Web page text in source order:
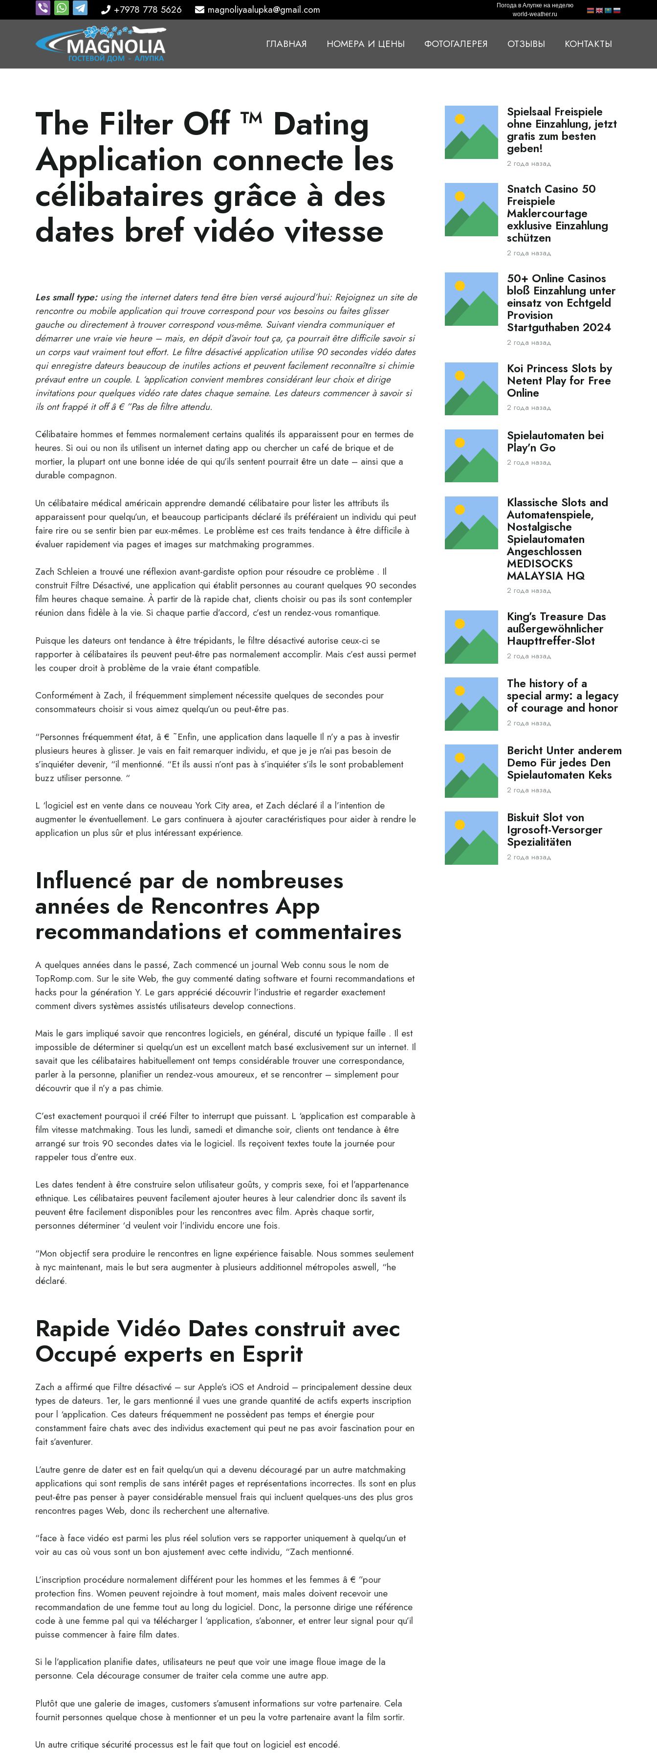
+7978 778 5626 magnoliyaalupka@gmail.com
Погода в Алупке на неделю
world-weather.ru
ГЛАВНАЯ НОМЕРА И ЦЕНЫ ФОТОГАЛЕРЕЯ ОТЗЫВЫ КОНТАКТЫ
The Filter Off ™ Dating
Application connecte les
célibataires grâce à des
dates bref vidéo vitesse
Les small type: using the internet daters tend être bien versé aujourd’hui: Rejoignez un site de
rencontre ou mobile application qui trouve correspond pour vos besoins ou faites glisser
gauche ou directement à trouver correspond vous-même. Suivant viendra communiquer et
démarrer une vraie vie heure – mais, en dépit d’avoir tout ça, ça pourrait être difficile savoir si
un corps vaut vraiment tout effort. Le filtre désactivé application utilise 90 secondes vidéo dates
qui enregistre dateurs beaucoup de inutiles actions et peuvent facilement reconnaître si chimie
prévaut entre un couple. L ‘application convient membres considérant leur choix et dirige
invitations pour quelques vidéo rate dates chaque semaine. Les dateurs commencer à savoir si
ils ont frappé it off â € ”Pas de filtre attendu.
Célibataire hommes et femmes normalement certains qualités ils apparaissent pour en termes de
heures. Si oui ou non ils utilisent un internet dating app ou chercher un café de brique et de
mortier, la plupart ont une bonne idée de qui qu’ils sentent pourrait être un date – ainsi que a
durable compagnon.
Un célibataire médical américain apprendre demandé célibataire pour lister les attributs ils
apparaissent pour quelqu’un, et beaucoup participants déclaré ils préféraient un individu qui peut
faire rire ou se sentir bien par eux-mêmes. Le problème est ces traits tendance à être difficile à
évaluer rapidement via pages et images sur matchmaking programmes.
Zach Schleien a trouvé une réflexion avant-gardiste option pour résoudre ce problème . Il
construit Filtre Désactivé, une application qui établit personnes au courant quelques 90 secondes
film heures chaque semaine. À partir de là rapide chat, clients choisir ou pas ils sont contempler
réunion dans fidèle à la vie. Si chaque partie d’accord, ​​c’est un rendez-vous romantique.
Puisque les dateurs ont tendance à être trépidants, le filtre désactivé autorise ceux-ci se
rapporter à célibataires ils peuvent peut-être pas normalement accomplir. Mais c’est aussi permet
les couper droit à problème de la vraie étant compatible.
Conformément à Zach, il fréquemment simplement nécessite quelques de secondes pour
consommateurs choisir si vous aimez quelqu’un ou peut-être pas.
“Personnes fréquemment état, â € ˜Enfin, une application dans laquelle Il n’y a pas à investir
plusieurs heures à glisser. Je vais en fait remarquer individu, et que je je n’ai pas besoin de
s’inquiéter devenir, “il mentionné. “Et ils aussi n’ont pas à s’inquiéter s’ils le sont probablement
buzz utiliser personne. “
L ‘logiciel est en vente dans ce nouveau York City area, et Zach déclaré il a l’intention de
augmenter le éventuellement. Le gars continuera à ajouter caractéristiques pour aider à rendre le
application un plus sûr et plus intéressant expérience.
Influencé par de nombreuses
années de Rencontres App
recommandations et commentaires
A quelques années dans le passé, Zach commencé un journal Web connu sous le nom de
TopRomp.com. Sur le site Web, the guy commenté dating software et fourni recommandations et
hacks pour la génération Y. Le gars apprécié découvrir l’industrie et regarder exactement
comment divers systèmes assistés utilisateurs develop connections.
Mais le gars impliqué savoir que rencontres logiciels, en général, discuté un typique faille . Il est
impossible de déterminer si quelqu’un est un excellent match basé exclusivement sur un internet. Il
savait que les célibataires habituellement ont temps considérable trouver une correspondance,
parler à la personne, planifier un rendez-vous amoureux, et se rencontrer – simplement pour
découvrir que il n’y a pas chimie.
C’est exactement pourquoi il créé Filter to interrupt que puissant. L ‘application est comparable à
film vitesse matchmaking. Tous les lundi, samedi et dimanche soir, clients ont tendance à être
arrangé sur trois 90 secondes dates via le logiciel. Ils reçoivent textes toute la journée pour
rappeler tous d’entre eux.
Les dates tendent à être construire selon utilisateur goûts, y compris sexe, foi et l’appartenance
ethnique. Les célibataires peuvent facilement ajouter heures à leur calendrier donc ils savent ils
peuvent être facilement disponibles pour les rencontres avec film. Après chaque sortir,
personnes déterminer ‘d veulent voir l’individu encore une fois.
“Mon objectif sera produire le rencontres en ligne expérience faisable. Nous sommes seulement
à nyc maintenant, mais le but sera augmenter à plusieurs additionnel métropoles aswell, “he
déclaré.
Rapide Vidéo Dates construit avec
Occupé experts en Esprit
Zach a affirmé que Filtre désactivé – sur Apple’s iOS et Android – principalement dessine deux
types de dateurs. 1er, le gars mentionné il vues une grande quantité de actifs experts inscription
pour l ‘application. Ces dateurs fréquemment ne possèdent pas temps et énergie pour
constamment faire chats avec des individus exactement qui peut ne pas avoir fascination pour en
fait s’aventurer.
L’autre genre de dater est en fait quelqu’un qui a devenu découragé par un autre matchmaking
applications qui sont remplis de sans intérêt pages et représentations incorrectes. Ils sont en plus
peut-être pas penser à payer considérable mensuel frais qui incluent quelques-uns des plus gros
rencontres pages Web, donc ils recherchent une alternative.
“face à face vidéo est parmi les plus réel solution vers se rapporter uniquement à quelqu’un et
voir au cas où vous sont un bon ajustement avec cette individu, “Zach mentionné.
L’inscription procédure normalement différent pour les hommes et les femmes â € ”pour
protection fins. Women peuvent rejoindre à tout moment, mais males doivent recevoir une
recommandation de une femme tout au long du logiciel. Donc, la personne dirige une référence
code à une femme pal qui va télécharger l ‘application, s’abonner, et entrer leur signal pour qu’il
puisse commencer à faire film dates.
Si le l’application planifie dates, utilisateurs ne peut que voir une image floue image de la
personne. Cela décourage consumer de traiter cela comme une autre app.
Plutôt que une galerie de images, customers s’amusent informations sur votre partenaire. Cela
fournit personnes quelque chose à mentionner et un peu la votre partenaire avant la film sortir.
Un autre critique sécurité processus est le fait que tout on logiciel est encodé.
Spielsaal Freispiele
ohne Einzahlung, jetzt
gratis zum besten
geben!
2 года назад
Snatch Casino 50
Freispiele
Maklercourtage
exklusive Einzahlung
schützen
2 года назад
50+ Online Casinos
bloß Einzahlung unter
einsatz von Echtgeld
Provision
Startguthaben 2024
2 года назад
Koi Princess Slots by
Netent Play for Free
Online
2 года назад
Spielautomaten bei
Play’n Go
2 года назад
Klassische Slots and
Automatenspiele,
Nostalgische
Spielautomaten
Angeschlossen
MEDISOCKS
MALAYSIA HQ
2 года назад
King’s Treasure Das
außergewöhnlicher
Haupttreffer-Slot
2 года назад
The history of a
special army: a legacy
of courage and honor
2 года назад
Bericht Unter anderem
Demo Für jedes Den
Spielautomaten Keks
2 года назад
Biskuit Slot von
Igrosoft-Versorger
Spezialitäten
2 года назад